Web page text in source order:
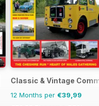
Classic & Vintage
12 Months per €39,99